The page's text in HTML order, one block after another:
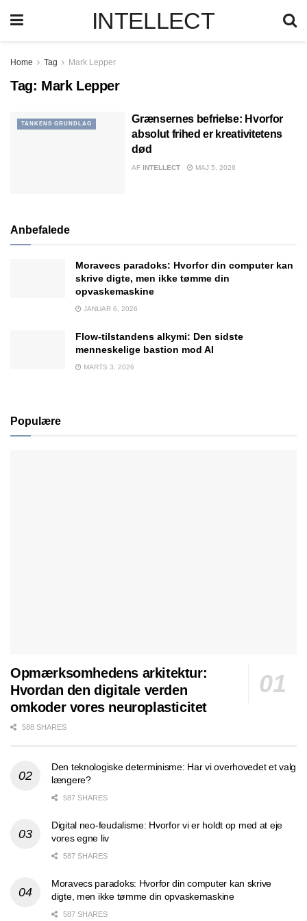
INTELLECT
Home Tag Mark Lepper
Tag: Mark Lepper
TANKENS GRUNDLAG
Grænsernes befrielse: Hvorfor
absolut frihed er kreativitetens
død
AF INTELLECT MAJ 5, 2026
Anbefalede
Moravecs paradoks: Hvorfor din computer kan
skrive digte, men ikke tømme din
opvaskemaskine
JANUAR 6, 2026
Flow-tilstandens alkymi: Den sidste
menneskelige bastion mod AI
MARTS 3, 2026
Populære
Opmærksomhedens arkitektur:
Hvordan den digitale verden
omkoder vores neuroplasticitet
588 SHARES
Den teknologiske determinisme: Har vi overhovedet et valg
længere?
587 SHARES
Digital neo-feudalisme: Hvorfor vi er holdt op med at eje
vores egne liv
587 SHARES
Moravecs paradoks: Hvorfor din computer kan skrive
digte, men ikke tømme din opvaskemaskine
587 SHARES